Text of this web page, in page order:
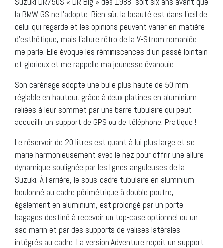
la BMW GS ne l’adopte. Bien sûr, la beauté est dans l’œil de
celui qui regarde et les opinions peuvent varier en matière
d’esthétique, mais l’allure rétro de la V-Strom remaniée
me parle. Elle évoque les réminiscences d’un passé lointain
et glorieux et me rappelle ma jeunesse évanouie.
Son carénage adopte une bulle plus haute de 50 mm,
réglable en hauteur, grâce à deux platines en aluminium
reliées à leur sommet par une barre tubulaire qui peut
accueillir un support de GPS ou de téléphone. Pratique !
Le réservoir de 20 litres est quant à lui plus large et se
marie harmonieusement avec le nez pour offrir une allure
dynamique soulignée par les lignes anguleuses de la
Suzuki. À l’arrière, le sous-cadre tubulaire en aluminium,
boulonné au cadre périmétrique à double poutre,
également en aluminium, est prolongé par un porte-
bagages destiné à recevoir un top-case optionnel ou un
sac marin et par des supports de valises latérales
intégrés au cadre. La version Adventure reçoit un support